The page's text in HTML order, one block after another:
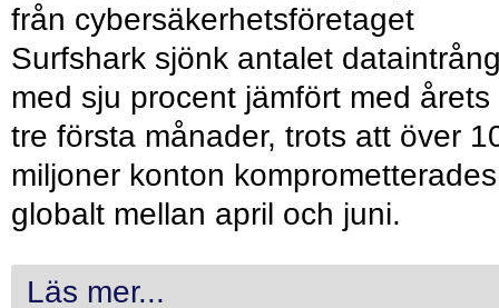
från cybersäkerhetsföretaget
Surfshark sjönk antalet
med sju procent jämfört med årets
tre första månader, trots att över
miljoner konton komprometterades
globalt mellan april och juni.
Läs mer...